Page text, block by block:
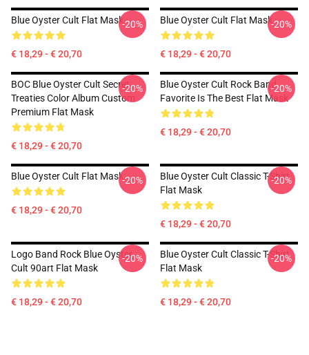
Blue Oyster Cult Flat Mask
€ 18,29 - € 20,70
-20% Blue Oyster Cult Flat Mask
€ 18,29 - € 20,70
-20%
BOC Blue Oyster Cult Secret
Treaties Color Album Custom
Premium Flat Mask
€ 18,29 - € 20,70
-20%
Blue Oyster Cult Rock Band
Favorite Is The Best Flat Mask
€ 18,29 - € 20,70
-20%
Blue Oyster Cult Flat Mask
€ 18,29 - € 20,70
-20%
Blue Oyster Cult Classic T-Shirt
Flat Mask
€ 18,29 - € 20,70
-20%
Logo Band Rock Blue Oyster
Cult 90art Flat Mask
€ 18,29 - € 20,70
-20%
Blue Oyster Cult Classic T-Shirt
Flat Mask
€ 18,29 - € 20,70
-20%